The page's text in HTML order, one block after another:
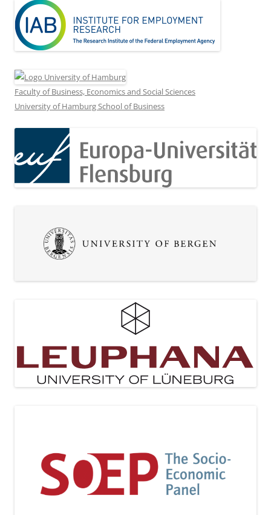
Faculty of Business, Economics and Social Sciences
University of Hamburg School of Business